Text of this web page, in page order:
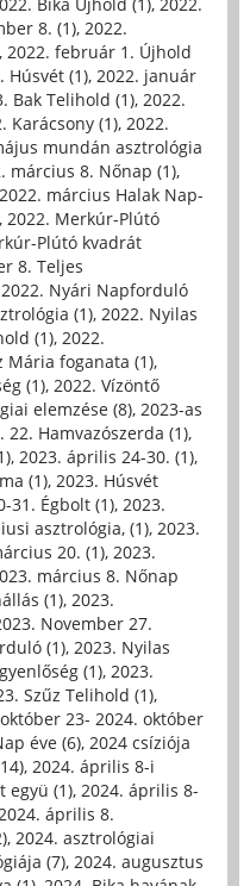
8. (1), 2022.
2022. február 1. Újhold
Húsvét (1), 2022. január
Bak Telihold (1), 2022.
Karácsony (1), 2022.
mundán asztrológia
március 8. Nőnap (1),
2022. március Halak Nap-
2022. Merkúr-Plútó
Plútó kvadrát
8. Teljes
2022. Nyári Napforduló
(1), 2022. Nyilas
(1), 2022.
Mária foganata (1),
(1), 2022. Vízöntő
elemzése (8), 2023-as
22. Hamvazószerda (1),
, 2023. április 24-30. (1),
(1), 2023. Húsvét
31. Égbolt (1), 2023.
asztrológia, (1), 2023.
20. (1), 2023.
március 8. Nőnap
(1), 2023.
November 27.
(1), 2023. Nyilas
(1), 2023.
Szűz Telihold (1),
23- 2024. október
éve (6), 2024 csíziója
, 2024. április 8-i
együ (1), 2024. április 8-
április 8.
, 2024. asztrológiai
(7), 2024. augusztus